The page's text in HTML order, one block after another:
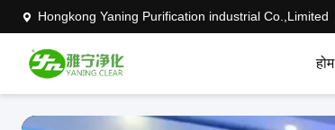
Hongkong Yaning Purification industrial Co.,Limited
होम